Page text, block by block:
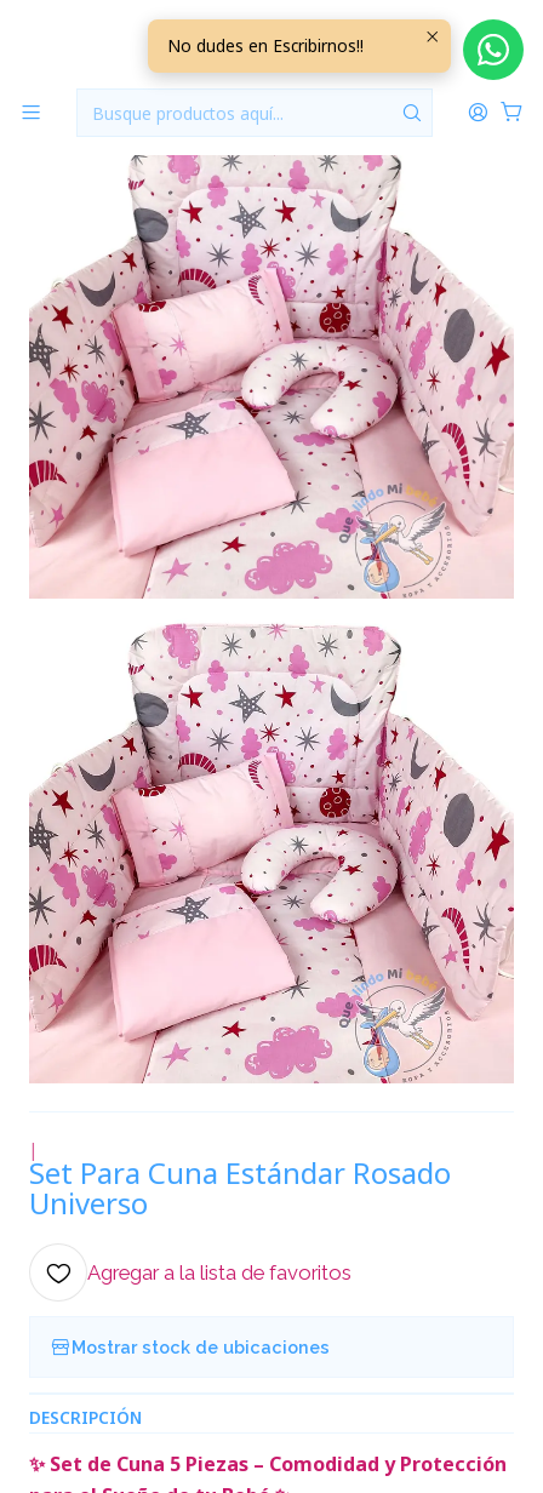
Inicio Para Cunas
Set Para Cuna Estándar Rosado Universo
|
Set Para Cuna Estándar Rosado
Universo
Agregar a la lista de favoritos
Mostrar stock de ubicaciones
DESCRIPCIÓN
✨ Set de Cuna 5 Piezas – Comodidad y Protección
No dudes en Escribirnos!!